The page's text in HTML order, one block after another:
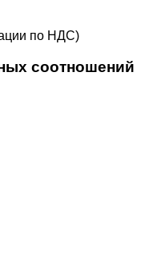
по НДС)
соотношений